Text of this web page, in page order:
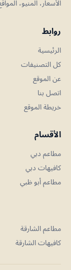
الأسعار، المنيو،
روابط
الرئيسية
كل التصنيفات
عن الموقع
اتصل بنا
خريطة الموقع
الأقسام
مطاعم دبي
كافيهات دبي
مطاعم أبو ظبي
مطاعم الشارقة
كافيهات الشارقة